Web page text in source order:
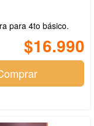
para 4to básico.
$16.990